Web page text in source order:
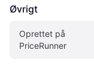
Øvrigt
Oprettet på
PriceRunner